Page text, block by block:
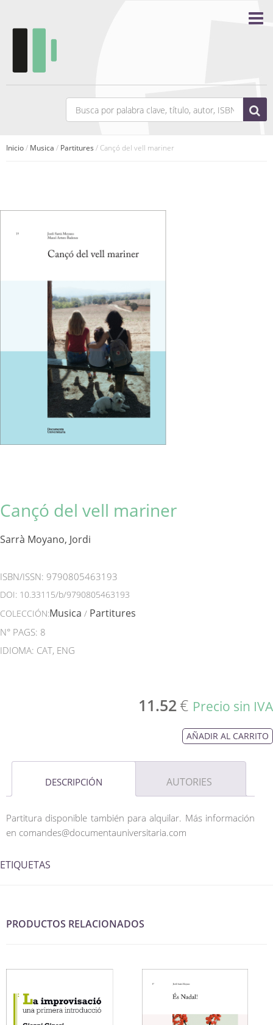
Inicio/ Musica / Partitures / Cançó del vell mariner
Cançó del vell mariner
Sarrà Moyano, Jordi
ISBN/ISSN: 9790805463193
DOI: 10.33115/b/9790805463193
COLECCIÓN:Musica / Partitures
N° PAGS: 8
IDIOMA: CAT, ENG
11.52€ Precio sin IVA
AÑADIR AL CARRITO
DESCRIPCIÓN AUTORIES
Partitura disponible también para alquilar. Más información
en comandes@documentauniversitaria.com
ETIQUETAS
PRODUCTOS RELACIONADOS